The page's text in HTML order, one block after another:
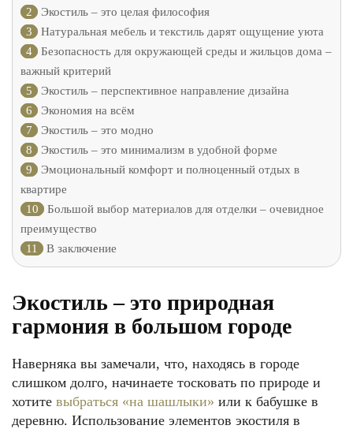
2
Экостиль – это целая философия
3
Натуральная мебель и текстиль дарят ощущение уюта
4
Безопасность для окружающей среды и жильцов дома –
важный критерий
5
Экостиль – перспективное направление дизайна
6
Экономия на всём
7
Экостиль – это модно
8
Экостиль – это минимализм в удобной форме
9
Эмоциональный комфорт и полноценный отдых в
квартире
10
Большой выбор материалов для отделки – очевидное
преимущество
11
В заключение
Экостиль – это природная
гармония в большом городе
Наверняка вы замечали, что, находясь в городе
слишком долго, начинаете тосковать по природе и
хотите выбраться «на шашлыки» или к бабушке в
деревню. Использование элементов экостиля в